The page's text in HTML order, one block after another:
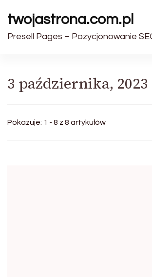
twojastrona.com.pl
Presell Pages – Pozycjonowanie
3 października, 2023
Pokazuje: 1 - 8 z 8 artykułów